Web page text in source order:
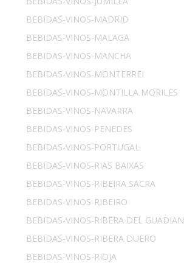
BEBIDAS-VINOS-MADRID
BEBIDAS-VINOS-MALAGA
BEBIDAS-VINOS-MANCHA
BEBIDAS-VINOS-MONTERREI
BEBIDAS-VINOS-MONTILLA MORILES
BEBIDAS-VINOS-NAVARRA
BEBIDAS-VINOS-PENEDES
BEBIDAS-VINOS-PORTUGAL
BEBIDAS-VINOS-RIAS BAIXAS
BEBIDAS-VINOS-RIBEIRA SACRA
BEBIDAS-VINOS-RIBEIRO
BEBIDAS-VINOS-RIBERA DEL GUADIAN
BEBIDAS-VINOS-RIBERA DUERO
BEBIDAS-VINOS-RIOJA